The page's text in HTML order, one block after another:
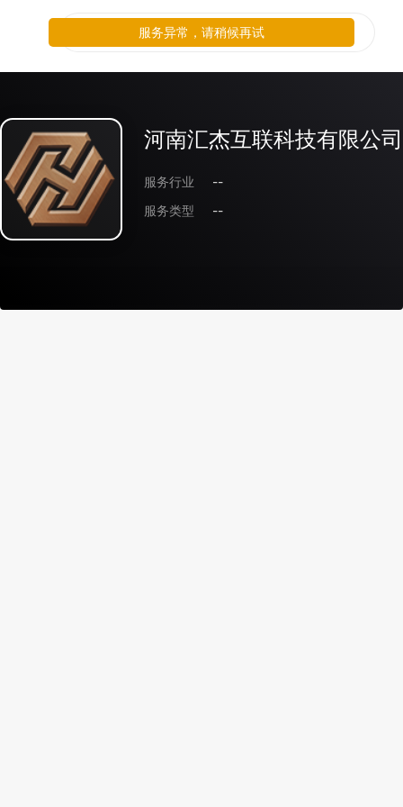
河南汇杰互联科技有限公司
服务行业
--
服务类型
--
服务异常，请稍候再试